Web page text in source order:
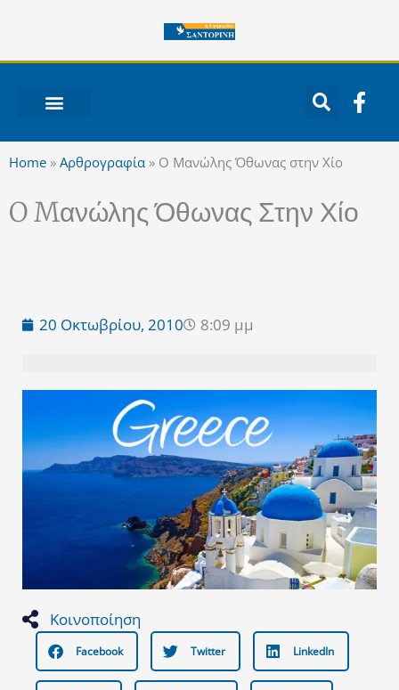
περιεχόμενο
F
a
Home » Αρθρογραφία » O Mανώλης Όθωνας στην Χίο
O Mανώλης Όθωνας Στην Χίο
20 Οκτωβρίου, 2010 8:09 μμ
Κοινοποίηση
Facebook Twitter LinkedIn